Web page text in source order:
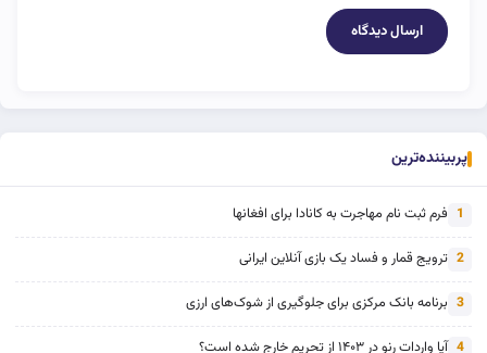
پربیننده‌ترین
1 فرم ثبت نام مهاجرت به کانادا برای افغانها
2 ترویج قمار و فساد یک بازی آنلاین ایرانی
3 برنامه بانک مرکزی برای جلوگیری از شوک‌های ارزی
4 آیا واردات رنو در ۱۴۰۳ از تحریم خارج شده است؟